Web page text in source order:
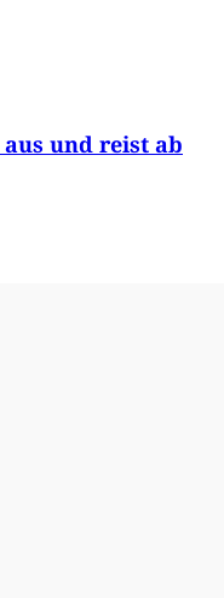
und reist ab